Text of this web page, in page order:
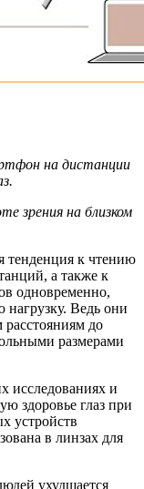
на дистанции
зрения на близком
тенденция к чтению
а также к
одновременно,
Ведь они
до
размерами
исследованиях и
здоровье глаз при
устройств
в линзах для
ухудшается